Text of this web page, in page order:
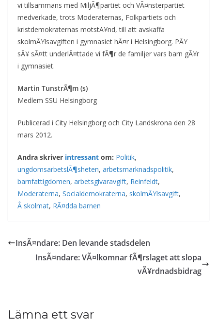
vi tillsammans med MiljÃ¶partiet och VÃ¤nsterpartiet
medverkade, trots Moderaternas, Folkpartiets och
kristdemokraternas motstÃ¥nd, till att avskaffa
skolmÃ¥lsavgiften i gymnasiet hÃ¤r i Helsingborg. PÃ¥
sÃ¥ sÃ¤tt underlÃ¤ttade vi fÃ¶r de familjer vars barn gÃ¥r
i gymnasiet.
Martin TunstrÃ¶m (s)
Medlem SSU Helsingborg
Publicerad i City Helsingborg och City Landskrona den 28
mars 2012.
Andra skriver intressant om: Politik,
ungdomsarbetslÃ¶sheten, arbetsmarknadspolitik,
barnfattigdomen, arbetsgivaravgift, Reinfeldt,
Moderaterna, Socialdemokraterna, skolmÃ¥lsavgift,
Â skolmat, RÃ¤dda barnen
InsÃ¤ndare: Den levande stadsdelen
InsÃ¤ndare: VÃ¤lkomnar fÃ¶rslaget att slopa
vÃ¥rdnadsbidrag
Lämna ett svar